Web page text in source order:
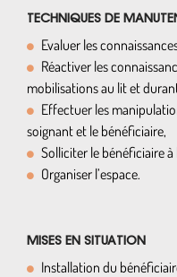
TECHNIQUES DE
Evaluer les
Réactiver les
mobilisations au lit et
Effectuer les
soignant et le bénéficiaire,
Solliciter le bénéficiaire
Organiser l’espace.
MISES EN SITUATION
Installation du